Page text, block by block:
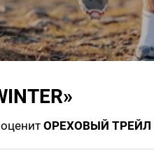
ОРЕХОВЫЙ ТРЕЙЛ